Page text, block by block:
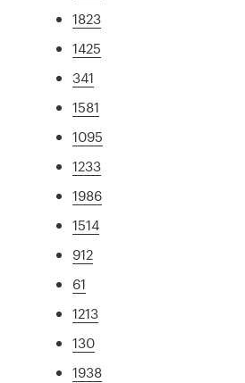
1823
1425
341
1581
1095
1233
1986
1514
912
61
1213
130
1938